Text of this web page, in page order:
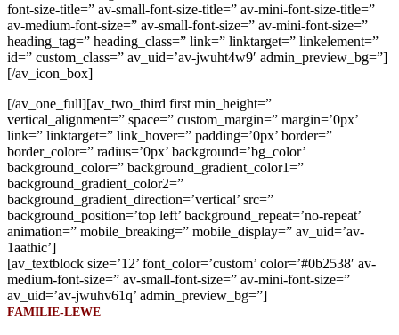
font-size-title=” av-small-font-size-title=” av-mini-font-size-title=”
av-medium-font-size=” av-small-font-size=” av-mini-font-size=”
heading_tag=” heading_class=” link=” linktarget=” linkelement=”
id=” custom_class=” av_uid=’av-jwuht4w9′ admin_preview_bg=”]
[/av_icon_box]
[/av_one_full][av_two_third first min_height=”
vertical_alignment=” space=” custom_margin=” margin=’0px’
link=” linktarget=” link_hover=” padding=’0px’ border=”
border_color=” radius=’0px’ background=’bg_color’
background_color=” background_gradient_color1=”
background_gradient_color2=”
background_gradient_direction=’vertical’ src=”
background_position=’top left’ background_repeat=’no-repeat’
animation=” mobile_breaking=” mobile_display=” av_uid=’av-
1aathic’]
[av_textblock size=’12’ font_color=’custom’ color=’#0b2538′ av-
medium-font-size=” av-small-font-size=” av-mini-font-size=”
av_uid=’av-jwuhv61q’ admin_preview_bg=”]
FAMILIE-LEWE